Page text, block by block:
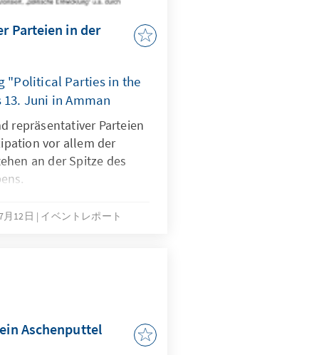
Parteien in der
"Political Parties in the
Juni in Amman
repräsentativer Parteien
vor allem der
an der Spitze des
月12日 イベントレポート
Aschenputtel